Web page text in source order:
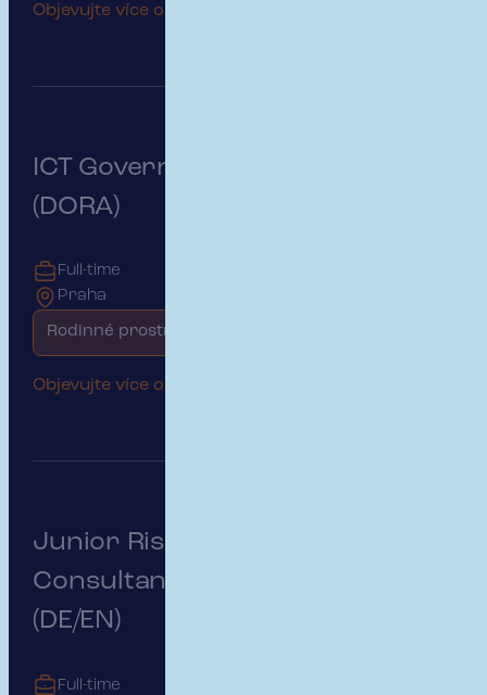
Objevujte více o této pozici
ICT Governance & Risk Manager
(DORA)
Full-time
Praha
Objevujte více o této pozici
Rodinné prostředí
Junior Risk & Insurance
Consultant – German Market
(DE/EN)
Full-time